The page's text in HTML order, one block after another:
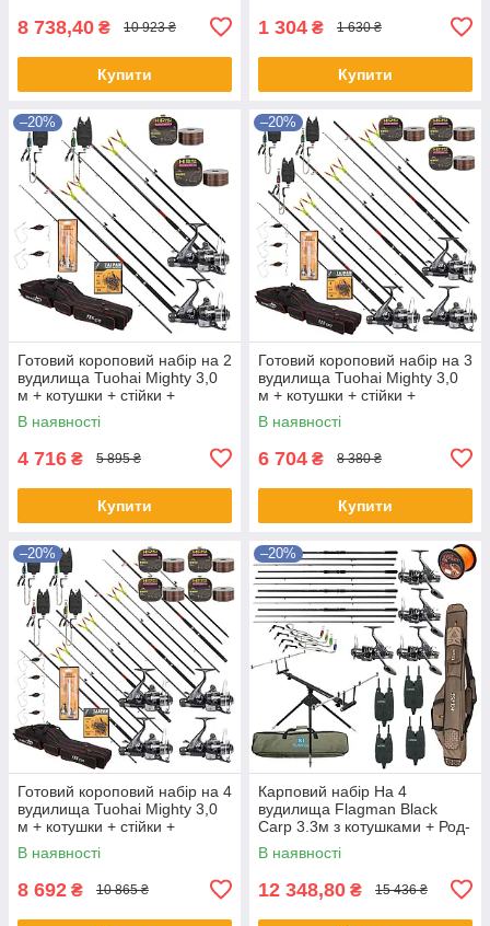
8 738,40 ₴ 10 923 ₴
Купити
1 304 ₴ 1 630 ₴
Купити
–20%
Готовий короповий набір на 2
вудилища Tuohai Mighty 3,0
м + котушки + стійки +
свінгери + сигналізатори +
ліска + чохол
В наявності
4 716 ₴ 5 895 ₴
Купити
–20%
Готовий короповий набір на 3
вудилища Tuohai Mighty 3,0
м + котушки + стійки +
свінгери + сигналізатори +
ліска + чохол
В наявності
6 704 ₴ 8 380 ₴
Купити
–20%
Готовий короповий набір на 4
вудилища Tuohai Mighty 3,0
м + котушки + стійки +
свінгери + сигналізатори +
ліска + чохол
В наявності
8 692 ₴ 10 865 ₴
–20%
Карповий набір На 4
вудилища Flagman Black
Carp 3.3м з котушками + Род-
под + Сигназатори + Чохол
В наявності
12 348,80 ₴ 15 436 ₴